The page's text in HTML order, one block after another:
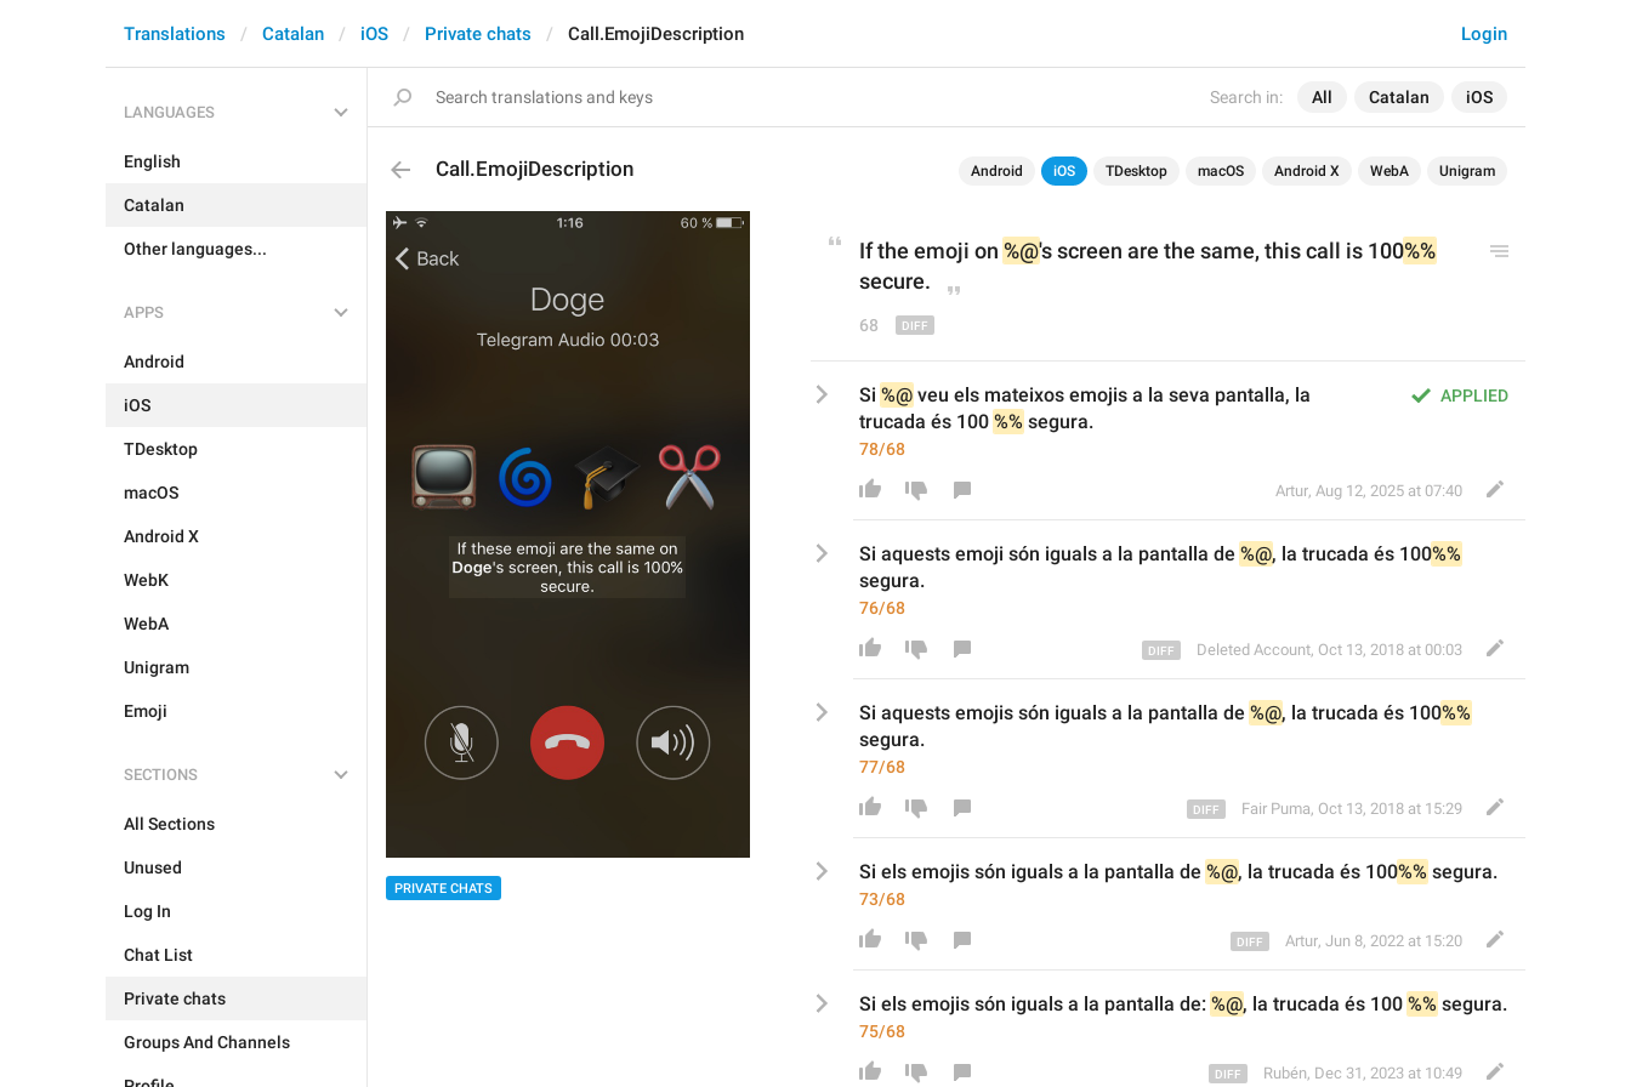
Search in: All Catalan iOS
Login
Translations Catalan iOS Private chats Call.EmojiDescription
LANGUAGES
English
Catalan
Other languages...
APPS
Android
iOS
TDesktop
macOS
Android X
WebK
WebA
Unigram
Emoji
SECTIONS
All Sections
Unused
Log In
Chat List
Private chats
Groups And Channels
Call.EmojiDescription Android iOS TDesktop macOS Android X WebA Unigram
PRIVATE CHATS
If the emoji on %@'s screen are the same, thiscall is 100%%
secure.
68
APPLIED
Si %@ veu els mateixos emojis a la seva pantalla, la
trucada és 100 %% segura.
78/68
Artur, Aug 12, 2025 at 07:40
Si aquests emoji són iguals a la pantalla de %@, la trucada és 100%%
segura.
76/68
Deleted Account, Oct 13, 2018 at 00:03
Si aquests emojis són iguals a la pantalla de %@, la trucada és 100%%
segura.
77/68
Fair Puma, Oct 13, 2018 at 15:29
Si els emojis són iguals a la pantalla de %@, la trucada és 100%% segura.
73/68
Artur, Jun 8, 2022 at 15:20
Si els emojis són iguals a la pantalla de: %@, la trucada és 100 %% segura.
75/68
Rubén, Dec 31, 2023 at 10:49